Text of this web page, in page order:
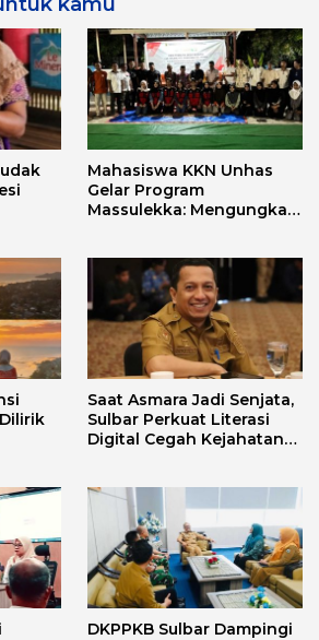
Mahasiswa KKN Unhas
Gelar Program
Massulekka: Mengungkap
Saat Asmara Jadi Senjata,
Sulbar Perkuat Literasi
Digital Cegah Kejahatan
DKPPKB Sulbar Dampingi